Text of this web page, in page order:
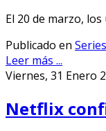
El 20 de marzo,
Publicado en Series
Leer más ...
Viernes, 31 Enero
Netflix